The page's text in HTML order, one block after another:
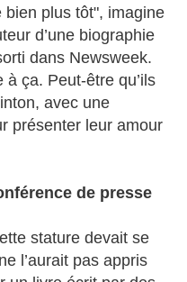
plus tôt", imagine
d’une biographie
dans Newsweek.
ça. Peut-être qu’ils
avec une
présenter leur amour
de presse
stature devait se
l’aurait pas appris